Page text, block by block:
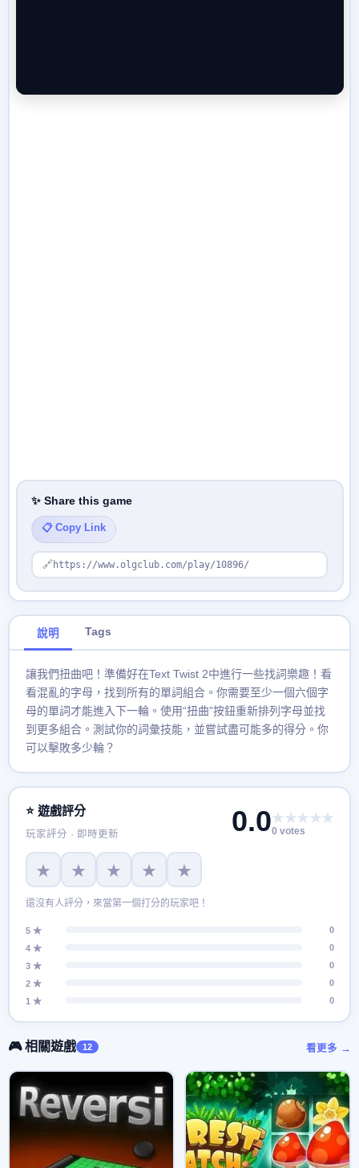
✨ Share this game
📋 Copy Link
🔗 https://www.olgclub.com/play/10896/
說明 Tags
讓我們扭曲吧！準備好在Text Twist 2中進行一些找詞樂趣！看
看混亂的字母，找到所有的單詞組合。你需要至少一個六個字
母的單詞才能進入下一輪。使用“扭曲”按鈕重新排列字母並找
到更多組合。測試你的詞彙技能，並嘗試盡可能多的得分。你
可以擊敗多少輪？
⭐ 遊戲評分
玩家評分 · 即時更新 0.0★★★★★
0 votes
★ ★ ★ ★ ★
還沒有人評分，來當第一個打分的玩家吧！
5 ★
0
4 ★
0
3 ★
0
2 ★
0
1 ★
0
🎮 相關遊戲 12 看更多 →